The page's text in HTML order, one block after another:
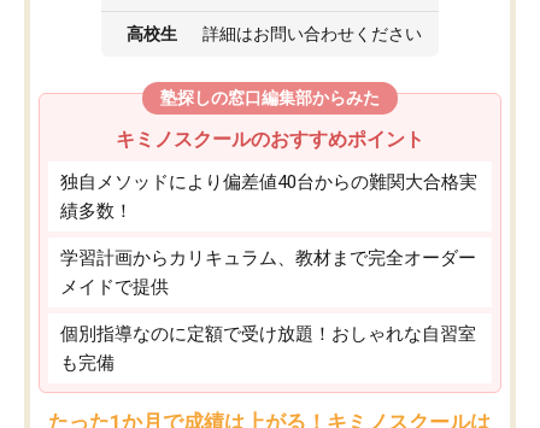
高校生 詳細はお問い合わせください
塾探しの窓口編集部からみた
キミノスクールのおすすめポイント
独自メソッドにより偏差値40台からの難関大合格実
績多数！
学習計画からカリキュラム、教材まで完全オーダー
メイドで提供
個別指導なのに定額で受け放題！おしゃれな自習室
も完備
たった1か月で成績は上がる！キミノスクールは